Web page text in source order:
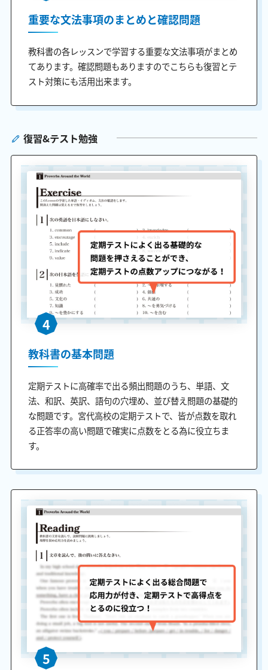
重要な文法事項のまとめと確認問題
教科書の各レッスンで学習する重要な文法事項がまとめ
てあります。確認問題もありますのでこちらも復習とテ
スト対策にも活用出来ます。
復習&テスト勉強
4
教科書の基本問題
定期テストに高確率で出る頻出問題のうち、単語、文
法、和訳、英訳、語句の穴埋め、並び替え問題の基礎的
な問題です。宮代高校の定期テストで、皆が点数を取れ
る正答率の高い問題で確実に点数をとる為に役立ちま
す。
5